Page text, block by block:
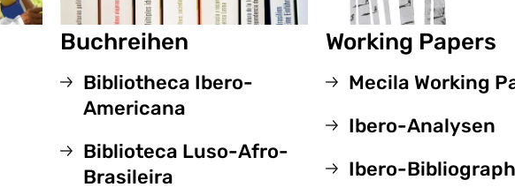
Buchreihen
Bibliotheca Ibero-
Americana
Biblioteca Luso-Afro-
Brasileira
Working Papers
Mecila Working
Ibero-Analysen
Ibero-